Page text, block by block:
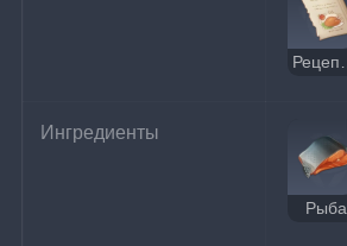
Ингредиенты
Рыба